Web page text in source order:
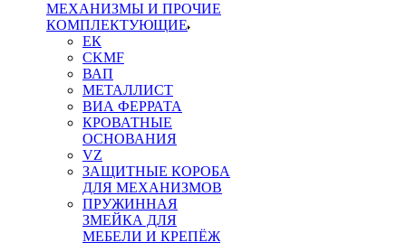
МЕХАНИЗМЫ И ПРОЧИЕ
КОМПЛЕКТУЮЩИЕ
ЕК
CKMF
ВАП
МЕТАЛЛИСТ
ВИА ФЕРРАТА
КРОВАТНЫЕ
ОСНОВАНИЯ
VZ
ЗАЩИТНЫЕ КОРОБА
ДЛЯ МЕХАНИЗМОВ
ПРУЖИННАЯ
ЗМЕЙКА ДЛЯ
МЕБЕЛИ И КРЕПЁЖ